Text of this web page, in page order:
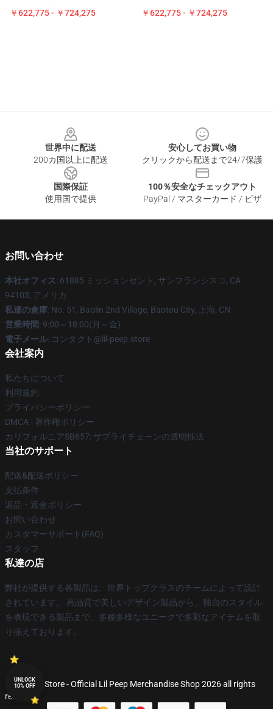
￥622,775 - ￥724,275 ￥622,775 - ￥724,275
世界中に配送
200カ国以上に配送
安心してお買い物
クリックから配送まで24/7保護
国際保証
使用国で提供
100％安全なチェックアウト
PayPal / マスターカード / ビザ
お問い合わせ
本社オフィス: 61885 ミッションセント, サンフランシスコ, CA
94103, アメリカ
私達の倉庫: No. 51, Baolin 2nd Village, Baotou City, 上海, CN
営業時間: 9:00～18:00(月～金)
電子メール: コンタクト@lil-peep.store
会社案内
私たちについて
利用規約
プライバシーポリシー
DMCA - 著作権ポリシー
カリフォルニアSB657: サプライチェーンの透明性法
当社のサポート
配送&配送ポリシー
支払条件
返品・返金ポリシー
お問い合わせ
カスタマーサポート(FAQ)
スタッフ
私達の店
弊社が提供する各製品は、世界トップクラスのチームによって設計
されています。 高品質で美しいデザイン製品から、独自のスタイル
を表現できる製品まで、多種多様なユニークで多彩なアイテムを取
り揃えております。
© Lil Peep Store - Official Lil Peep Merchandise Shop 2026 all rights
reserved
UNLOCK
10% OFF